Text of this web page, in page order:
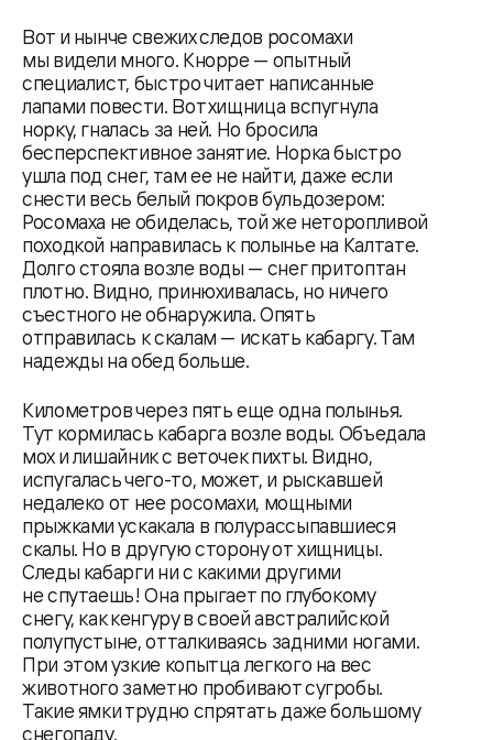
Вот и нынче свежих следов росомахи
мы видели много. Кнорре — опытный
специалист, быстро читает написанные
лапами повести. Вот хищница вспугнула
норку, гналась за ней. Но бросила
бесперспективное занятие. Норка быстро
ушла под снег, там ее не найти, даже если
снести весь белый покров бульдозером:
Росомаха не обиделась, той же неторопливой
походкой направилась к полынье на Калтате.
Долго стояла возле воды — снег притоптан
плотно. Видно, принюхивалась, но ничего
съестного не обнаружила. Опять
отправилась к скалам — искать кабаргу. Там
надежды на обед больше.
Километров через пять еще одна полынья.
Тут кормилась кабарга возле воды. Объедала
мох и лишайник с веточек пихты. Видно,
испугалась чего-то, может, и рыскавшей
недалеко от нее росомахи, мощными
прыжками ускакала в полурассыпавшиеся
скалы. Но в другую сторону от хищницы.
Следы кабарги ни с какими другими
не спутаешь! Она прыгает по глубокому
снегу, как кенгуру в своей австралийской
полупустыне, отталкиваясь задними ногами.
При этом узкие копытца легкого на вес
животного заметно пробивают сугробы.
Такие ямки трудно спрятать даже большому
снегопаду.